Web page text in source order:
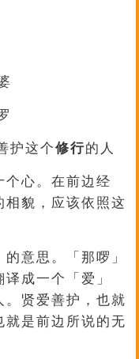
护这个修行的人
个心。在前边经
相貌，应该依照这
意思。「那啰」
成一个「爱」
。贤爱善护，也就
就是前边所说的无